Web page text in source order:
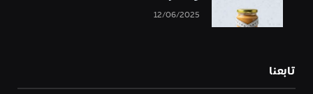
12/06/2025
تابعنا